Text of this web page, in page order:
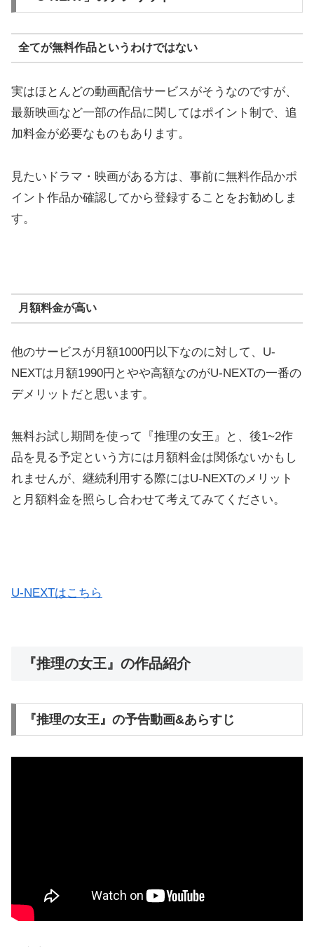
全てが無料作品というわけではない
実はほとんどの動画配信サービスがそうなのですが、
最新映画など一部の作品に関してはポイント制で、追
加料金が必要なものもあります。
見たいドラマ・映画がある方は、事前に無料作品かポ
イント作品か確認してから登録することをお勧めしま
す。
月額料金が高い
他のサービスが月額1000円以下なのに対して、U-
NEXTは月額1990円とやや高額なのがU-NEXTの一番の
デメリットだと思います。
無料お試し期間を使って『推理の女王』と、後1~2作
品を見る予定という方には月額料金は関係ないかもし
れませんが、継続利用する際にはU-NEXTのメリット
と月額料金を照らし合わせて考えてみてください。
U-NEXTはこちら
『推理の女王』の作品紹介
『推理の女王』の予告動画&あらすじ